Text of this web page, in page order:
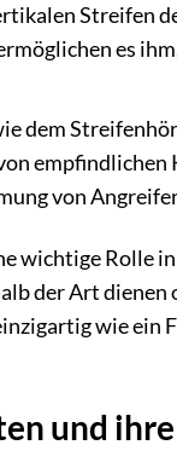
Streifen
es
dem
von
wichtige Rolle
der Art dienen
wie ein
und